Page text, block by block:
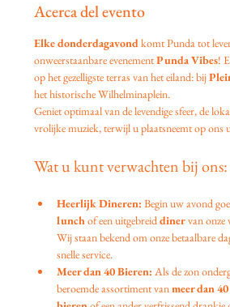
Acerca del evento
Elke donderdagavond komt Punda tot
onweerstaanbare evenement Punda Vibes!
op het gezelligste terras van het eiland: bij
het historische Wilhelminaplein.
Geniet optimaal van de levendige sfeer, de
vrolijke muziek, terwijl u plaatsneemt op ons
Wat u kunt verwachten bij ons:
Heerlijk Dineren: Begin uw avond
lunch of een uitgebreid diner van onze
Wij staan bekend om onze betaalbare
snelle service.
Meer dan 40 Bieren: Als de zon
beroemde assortiment van meer dan